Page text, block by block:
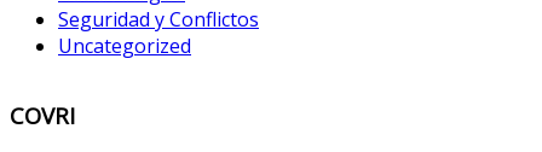
Seguridad y Conflictos
Uncategorized
COVRI